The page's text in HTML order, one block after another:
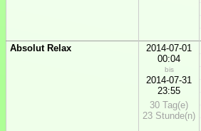
Absolut Relax
2014-07-01
00:04
bis
2014-07-31
23:55
30 Tag(e)
23 Stunde(n)